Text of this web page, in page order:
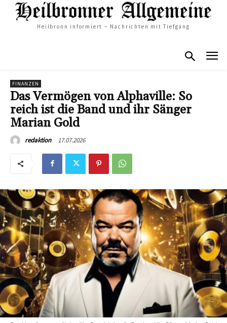
Heilbronn informiert – Nachrichten mit Tiefgang
FINANZEN
Das Vermögen von Alphaville: So
reich ist die Band und ihr Sänger
Marian Gold
redaktion 17.07.2026